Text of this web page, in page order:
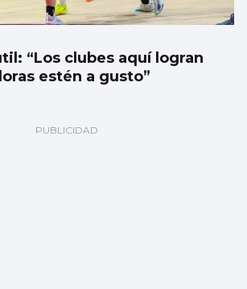
“Los clubes aquí logran
estén a gusto”